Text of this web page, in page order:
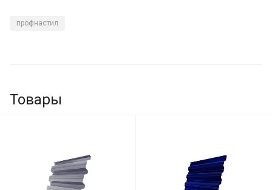
профнастил
Товары